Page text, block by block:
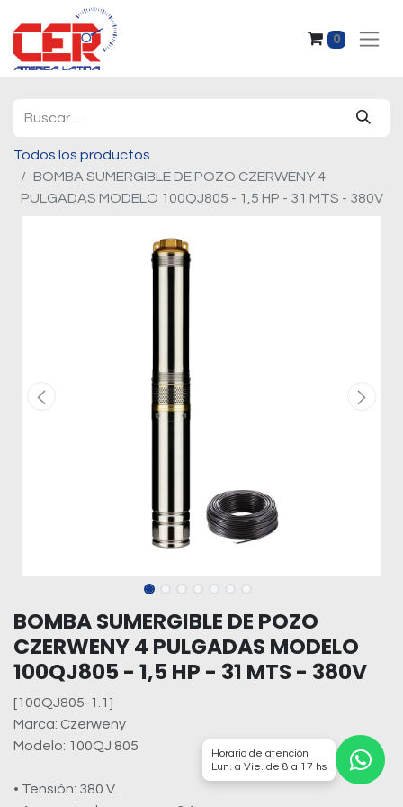
0
Todos los productos
BOMBA SUMERGIBLE DE POZO CZERWENY 4
PULGADAS MODELO 100QJ805 - 1,5 HP - 31 MTS - 380V
BOMBA SUMERGIBLE DE POZO
CZERWENY 4 PULGADAS MODELO
100QJ805 - 1,5 HP - 31 MTS - 380V
[100QJ805-1.1]
Marca: Czerweny
Modelo: 100QJ 805
• Tensión: 380 V.
Horario de atención
Lun. a Vie. de 8 a 17 hs